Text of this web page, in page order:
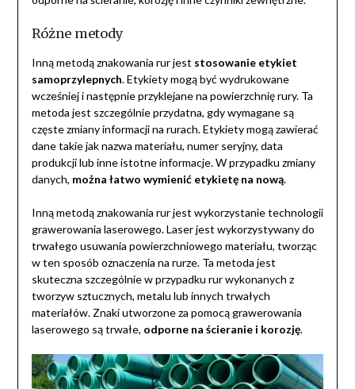
Różne metody
Inną metodą znakowania rur jest stosowanie etykiet
samoprzylepnych. Etykiety mogą być wydrukowane
wcześniej i następnie przyklejane na powierzchnię rury. Ta
metoda jest szczególnie przydatna, gdy wymagane są
częste zmiany informacji na rurach. Etykiety mogą zawierać
dane takie jak nazwa materiału, numer seryjny, data
produkcji lub inne istotne informacje. W przypadku zmiany
danych, można łatwo wymienić etykietę na nową.
Inną metodą znakowania rur jest wykorzystanie technologii
grawerowania laserowego. Laser jest wykorzystywany do
trwałego usuwania powierzchniowego materiału, tworząc
w ten sposób oznaczenia na rurze. Ta metoda jest
skuteczna szczególnie w przypadku rur wykonanych z
tworzyw sztucznych, metalu lub innych trwałych
materiałów. Znaki utworzone za pomocą grawerowania
laserowego są trwałe, odporne na ścieranie i korozję.